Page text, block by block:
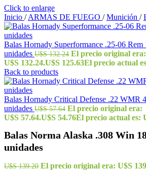
Click to enlarge
Inicio / ARMAS DE FUEGO / Munición /
Balas Hornady Superformance .25-06 Rem
unidades U$S132.24 El precio original era:
U$S 132.24.U$S 125.63El precio actual
Back to products
Balas Hornady Critical Defense .22 WMR
unidades U$S57.64 El precio original era:
U$S 57.64.U$S 54.76El precio actual es:
Balas Norma Alaska .308 Win
unidades
U$S139.20 El precio original era: U$S